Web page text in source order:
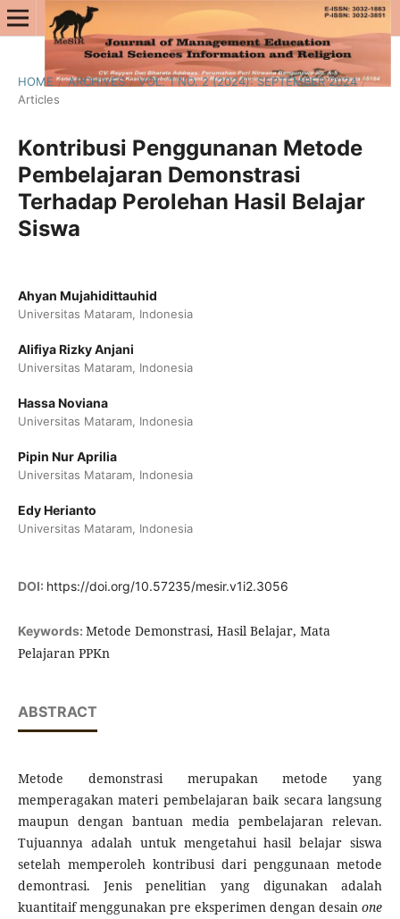
HOME / ARCHIVES / VOL. 1 NO. 2 (2024): SEPTEMBER 2024 /
Articles
Kontribusi Penggunanan Metode
Pembelajaran Demonstrasi
Terhadap Perolehan Hasil Belajar
Siswa
Ahyan Mujahidittauhid
Universitas Mataram, Indonesia
Alifiya Rizky Anjani
Universitas Mataram, Indonesia
Hassa Noviana
Universitas Mataram, Indonesia
Pipin Nur Aprilia
Universitas Mataram, Indonesia
Edy Herianto
Universitas Mataram, Indonesia
DOI: https://doi.org/10.57235/mesir.v1i2.3056
Keywords: Metode Demonstrasi, Hasil Belajar, Mata
Pelajaran PPKn
ABSTRACT
Metode demonstrasi merupakan metode yang
memperagakan materi pembelajaran baik secara langsung
maupun dengan bantuan media pembelajaran relevan.
Tujuannya adalah untuk mengetahui hasil belajar siswa
setelah memperoleh kontribusi dari penggunaan metode
demontrasi. Jenis penelitian yang digunakan adalah
kuantitaif menggunakan pre eksperimen dengan desainone